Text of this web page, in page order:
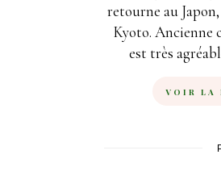
retourne au
Kyoto. Ancienne
est très
VOIR LA